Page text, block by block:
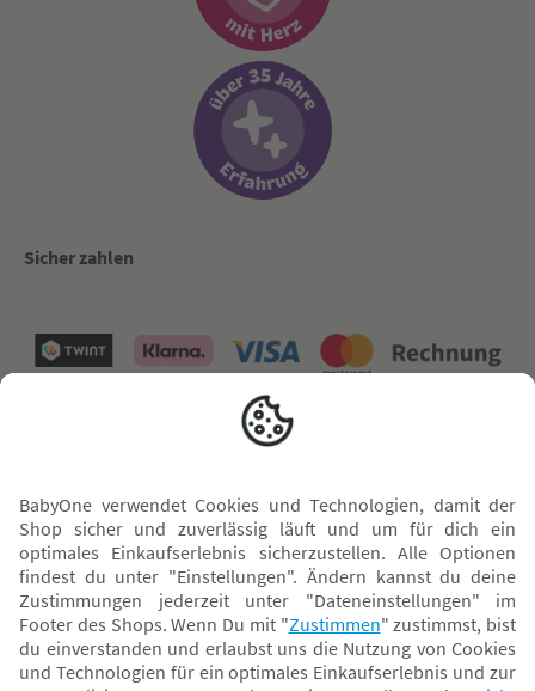
Sicher zahlen
* Alle Preise inkl. MwSt. und ggf. zzgl.Versandkosten. Der dargestellte Preis gilt -